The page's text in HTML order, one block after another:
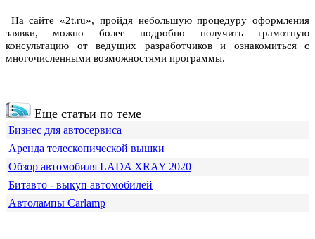
На сайте «2t.ru», пройдя небольшую процедуру оформления
заявки, можно более подробно получить грамотную
консультацию от ведущих разработчиков и ознакомиться с
многочисленными возможностями программы.
Еще статьи по теме
Бизнес для автосервиса
Аренда телескопической вышки
Обзор автомобиля LADA XRAY 2020
Битавто - выкуп автомобилей
Автолампы Carlamp